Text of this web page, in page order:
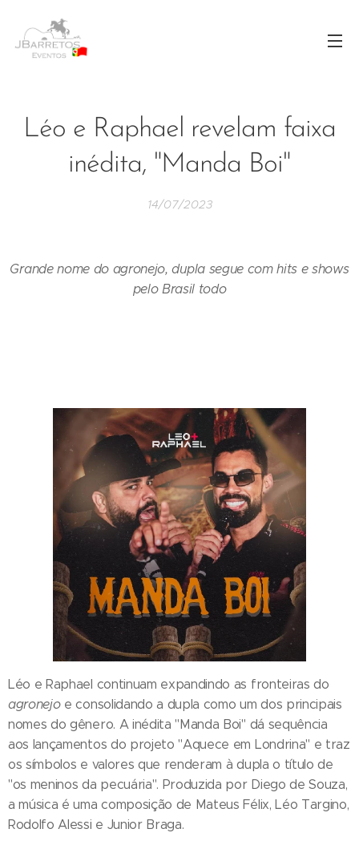
Léo e Raphael revelam faixa
inédita, "Manda Boi"
14/07/2023
Grande nome do agronejo, dupla segue com hits e shows
pelo Brasil todo
Léo e Raphael continuam expandindo as fronteiras do
agronejoe consolidando a dupla como um dos principais
nomes do gênero. A inédita "Manda Boi" dá sequência
aos lançamentos do projeto "Aquece em Londrina" e traz
os símbolos e valores que renderam à dupla o título de
"os meninos da pecuária". Produzida por Diego de Souza,
a música é uma composição de Mateus Félix, Léo Targino,
Rodolfo Alessi e Junior Braga.